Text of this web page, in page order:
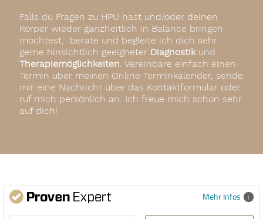
Falls du Fragen zu HPU hast und/oder deinen
Körper wieder ganzheitlich in Balance bringen
möchtest, berate und begleite ich dich sehr
gerne hinsichtlich geeigneter Diagnostikund
Therapiemöglichkeiten. Vereinbare einfach einen
Termin über meinen Online Terminkalender, sende
mir eine Nachricht über das Kontaktformular oder
ruf mich persönlich an. Ich freue mich schon sehr
auf dich!
Mehr Infos